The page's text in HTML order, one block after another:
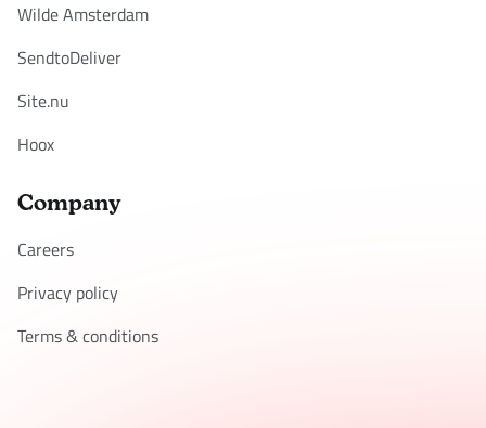
Wilde Amsterdam
SendtoDeliver
Site.nu
Hoox
Company
Careers
Privacy policy
Terms & conditions